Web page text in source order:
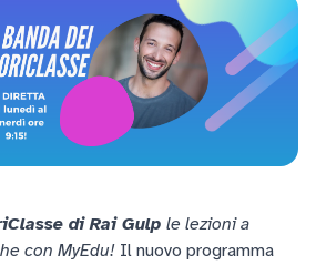
di Rai Gulp le lezioni a
con MyEdu! Il nuovo programma